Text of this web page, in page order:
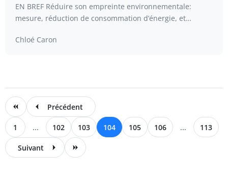
EN BREF Réduire son empreinte environnementale:
mesure, réduction de consommation d’énergie, et…
Chloé Caron
Précédent
1 ... 102 103 104 105 106 ... 113
Suivant